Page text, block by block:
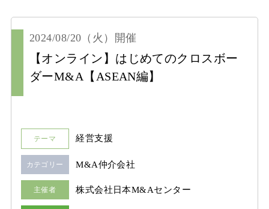
2024/08/20 （火） 開催
【オンライン】はじめてのクロスボー
ダーM&A【ASEAN編】
カテゴリー M&A仲介会社
テーマ 経営支援
主催者 株式会社日本M&Aセンター